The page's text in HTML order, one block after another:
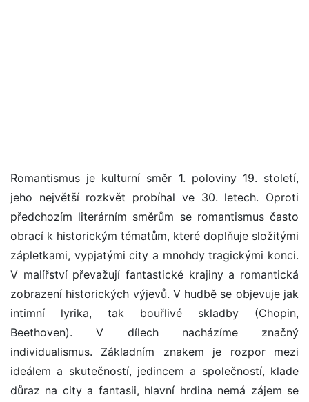
Romantismus je kulturní směr 1. poloviny 19. století,
jeho největší rozkvět probíhal ve 30. letech. Oproti
předchozím literárním směrům se romantismus často
obrací k historickým tématům, které doplňuje složitými
zápletkami, vypjatými city a mnohdy tragickými konci.
V malířství převažují fantastické krajiny a romantická
zobrazení historických výjevů. V hudbě se objevuje jak
intimní lyrika, tak bouřlivé skladby (Chopin,
Beethoven). V dílech nacházíme značný
individualismus. Základním znakem je rozpor mezi
ideálem a skutečností, jedincem a společností, klade
důraz na city a fantasii, hlavní hrdina nemá zájem se